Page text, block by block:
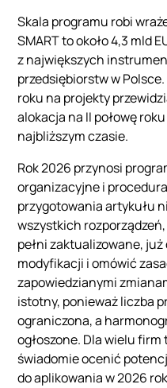
Skala programu robi
SMART to około 4,3 mld
z największych
przedsiębiorstw w
roku na projekty
alokacja na II połowę
najbliższym czasie.
Rok 2026 przynosi
organizacyjne i
przygotowania artykułu
wszystkich rozporządzeń,
pełni zaktualizowane,
modyfikacji i omówić
zapowiedzianymi
istotny, ponieważ liczba
ograniczona, a
ogłoszone. Dla wielu
świadomie ocenić
do aplikowania w 2026